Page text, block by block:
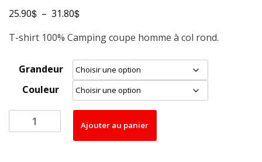
25.90$ – 31.80$Plage
prix :
25.90$
à
31.80$
T-shirt 100% Camping coupe homme à col rond.
Grandeur
Couleur
quantité
de
Ajouter au panier